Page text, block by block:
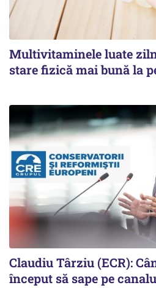
Multivitaminele luate
stare fizică mai bună la
Claudiu Târziu (ECR):
început să sape pe